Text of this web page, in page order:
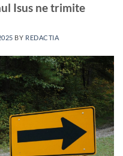
Isus ne trimite
BY REDACTIA